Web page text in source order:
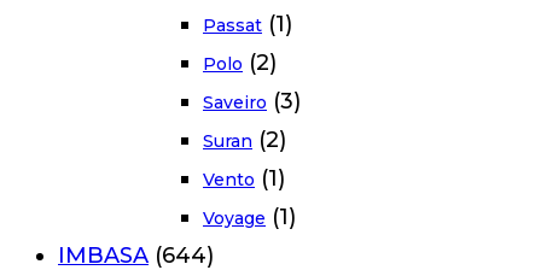
Passat (1)
Polo (2)
Saveiro (3)
Suran (2)
Vento (1)
Voyage (1)
IMBASA (644)